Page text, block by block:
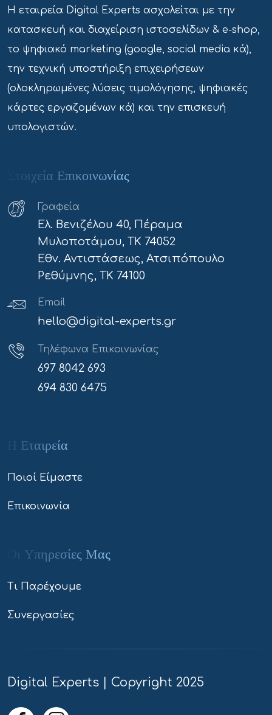
Η εταιρεία Digital Experts ασχολείται με την
κατασκευή και διαχείριση ιστοσελίδων & e-shop,
το ψηφιακό marketing (google, social media κά),
την τεχνική υποστήριξη επιχειρήσεων
(ολοκληρωμένες λύσεις τιμολόγησης, ψηφιακές
κάρτες εργαζομένων κά) και την επισκευή
υπολογιστών.
Στοιχεία Επικοινωνίας
Γραφεία
Ελ. Βενιζέλου 40, Πέραμα
Μυλοποτάμου, ΤΚ 74052
Εθν. Αντιστάσεως, Ατσιπόπουλο
Ρεθύμνης, ΤΚ 74100
Email
hello@digital-experts.gr
Τηλέφωνα Επικοινωνίας
697 8042 693
694 830 6475
Η Εταιρεία
Ποιοί Είμαστε
Επικοινωνία
Οι Υπηρεσίες Μας
Τι Παρέχουμε
Συνεργασίες
Digital Experts | Copyright 2025